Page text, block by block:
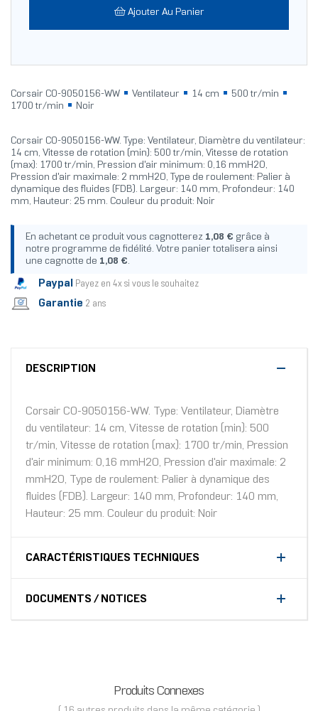
Ajouter Au Panier
Corsair CO-9050156-WW Ventilateur 14 cm
500 tr/min
1700 tr/min
Noir
Corsair CO-9050156-WW. Type: Ventilateur, Diamètre du ventilateur:
14 cm, Vitesse de rotation (min): 500 tr/min, Vitesse de rotation
(max): 1700 tr/min, Pression d'air minimum: 0,16 mmH2O,
Pression d'air maximale: 2 mmH2O, Type de roulement: Palier à
dynamique des fluides (FDB). Largeur: 140 mm, Profondeur: 140
mm, Hauteur: 25 mm. Couleur du produit: Noir
En achetant ce produit vous cagnotterez 1,08 € grâce à
notre programme de fidélité. Votre panier totalisera ainsi
une cagnotte de 1,08 €.
Paypal Payez en 4x si vous le souhaitez
Garantie 2 ans
DESCRIPTION
Corsair CO-9050156-WW. Type: Ventilateur, Diamètre
du ventilateur: 14 cm, Vitesse de rotation (min): 500
tr/min, Vitesse de rotation (max): 1700 tr/min, Pression
d'air minimum: 0,16 mmH2O, Pression d'air maximale: 2
mmH2O, Type de roulement: Palier à dynamique des
fluides (FDB). Largeur: 140 mm, Profondeur: 140 mm,
Hauteur: 25 mm. Couleur du produit: Noir
CARACTÉRISTIQUES TECHNIQUES
DOCUMENTS / NOTICES
Produits Connexes